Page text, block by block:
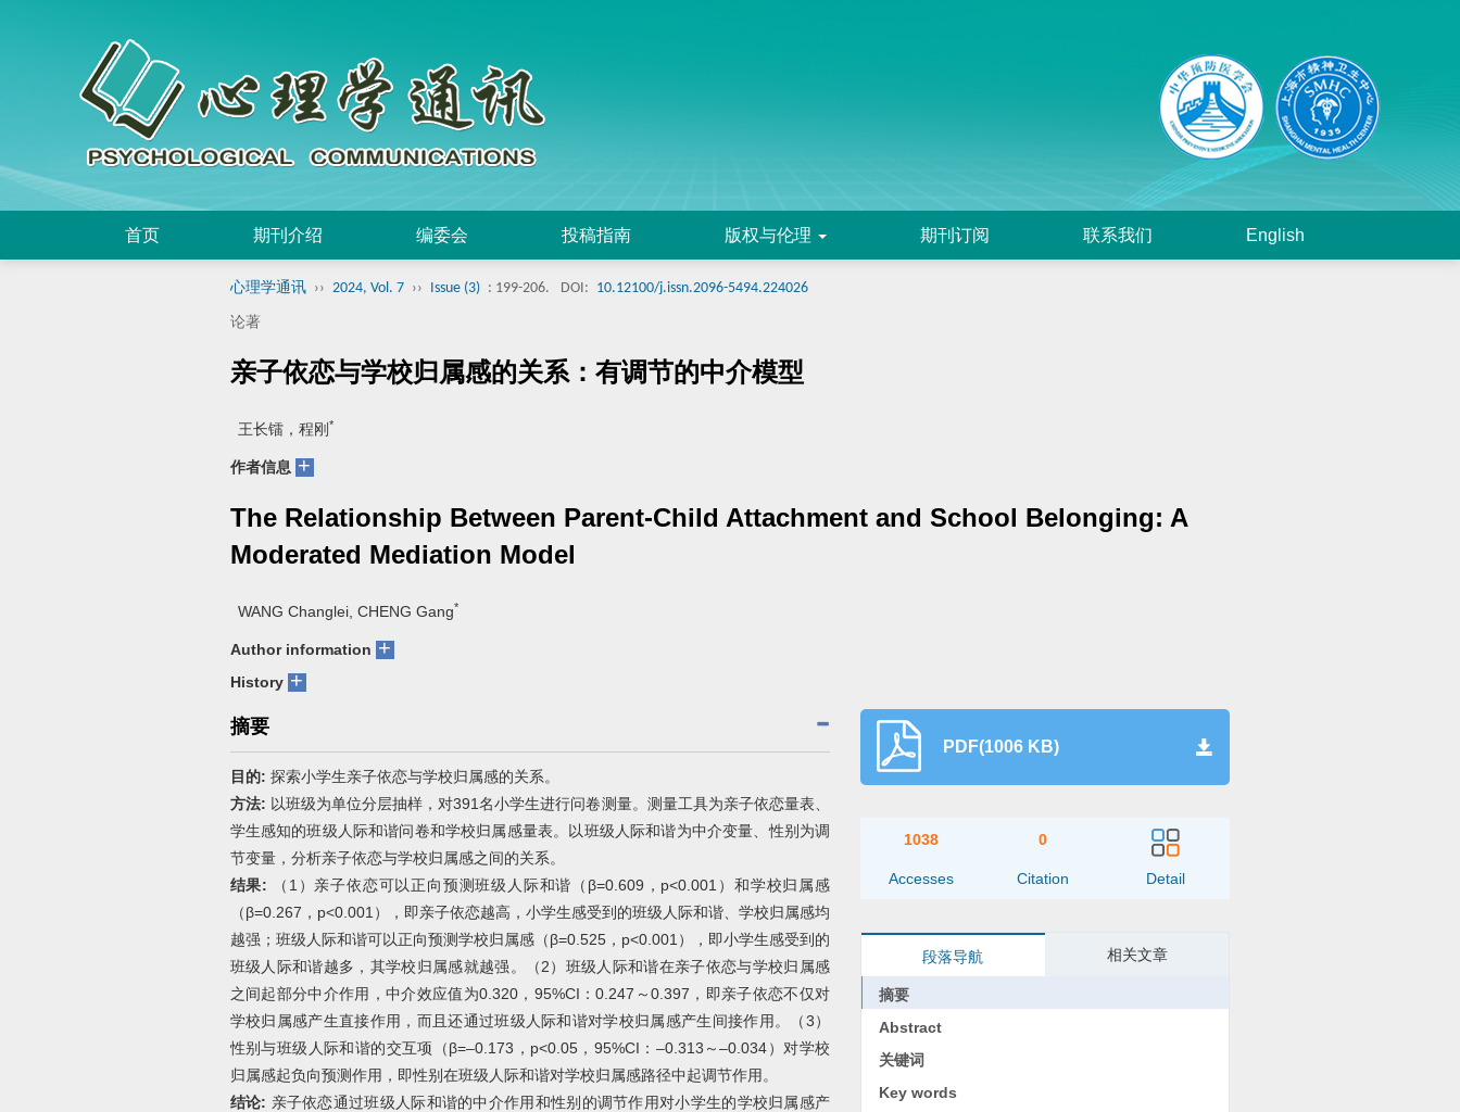
首页 期刊介绍 编委会 投稿指南 版权与伦理 期刊订阅 联系我们 English
心理学通讯 ›› 2024, Vol. 7 ›› Issue (3) : 199-206. DOI: 10.12100/j.issn.2096-5494.224026
论著
亲子依恋与学校归属感的关系：有调节的中介模型
王长镭，程刚 *
作者信息 +
The Relationship Between Parent-Child Attachment and School Belonging: A
Moderated Mediation Model
WANG Changlei, CHENG Gang*
Author information +
History +
摘要
目的: 探索小学生亲子依恋与学校归属感的关系。
方法: 以班级为单位分层抽样，对391名小学生进行问卷测量。测量工具为亲子依恋量表、
学生感知的班级人际和谐问卷和学校归属感量表。以班级人际和谐为中介变量、性别为调
节变量，分析亲子依恋与学校归属感之间的关系。
结果: （1）亲子依恋可以正向预测班级人际和谐（β=0.609，p<0.001）和学校归属感
（β=0.267，p<0.001），即亲子依恋越高，小学生感受到的班级人际和谐、学校归属感均
越强；班级人际和谐可以正向预测学校归属感（β=0.525，p<0.001），即小学生感受到的
班级人际和谐越多，其学校归属感就越强。（2）班级人际和谐在亲子依恋与学校归属感
之间起部分中介作用，中介效应值为0.320，95%CI：0.247～0.397，即亲子依恋不仅对
学校归属感产生直接作用，而且还通过班级人际和谐对学校归属感产生间接作用。（3）
性别与班级人际和谐的交互项（β=–0.173，p<0.05，95%CI：–0.313～–0.034）对学校
归属感起负向预测作用，即性别在班级人际和谐对学校归属感路径中起调节作用。
结论: 亲子依恋通过班级人际和谐的中介作用和性别的调节作用对小学生的学校归属感产
PDF(1006 KB)
1038
Accesses
0
Citation Detail
段落导航 相关文章
摘要
Abstract
关键词
Key words